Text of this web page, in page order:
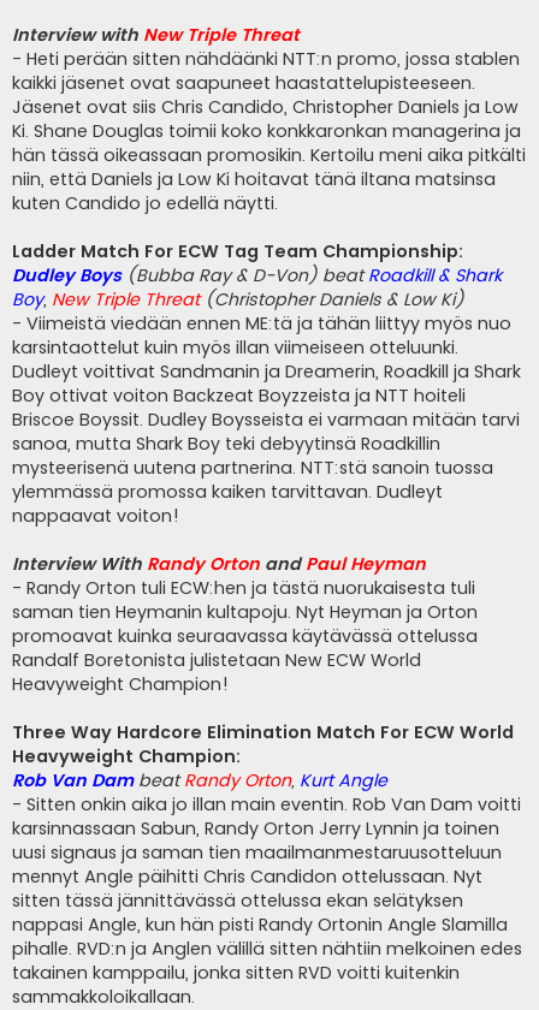
Interview with New Triple Threat
- Heti perään sitten nähdäänki NTT:n promo, jossa stablen
kaikki jäsenet ovat saapuneet haastattelupisteeseen.
Jäsenet ovat siis Chris Candido, Christopher Daniels ja Low
Ki. Shane Douglas toimii koko konkkaronkan managerina ja
hän tässä oikeassaan promosikin. Kertoilu meni aika pitkälti
niin, että Daniels ja Low Ki hoitavat tänä iltana matsinsa
kuten Candido jo edellä näytti.
Ladder Match For ECW Tag Team Championship:
Dudley Boys(Bubba Ray & D-Von) beatRoadkill & Shark
Boy, New Triple Threat(Christopher Daniels & Low Ki)
- Viimeistä viedään ennen ME:tä ja tähän liittyy myös nuo
karsintaottelut kuin myös illan viimeiseen otteluunki.
Dudleyt voittivat Sandmanin ja Dreamerin, Roadkill ja Shark
Boy ottivat voiton Backzeat Boyzzeista ja NTT hoiteli
Briscoe Boyssit. Dudley Boysseista ei varmaan mitään tarvi
sanoa, mutta Shark Boy teki debyytinsä Roadkillin
mysteerisenä uutena partnerina. NTT:stä sanoin tuossa
ylemmässä promossa kaiken tarvittavan. Dudleyt
nappaavat voiton!
Interview With Randy Orton andPaul Heyman
- Randy Orton tuli ECW:hen ja tästä nuorukaisesta tuli
saman tien Heymanin kultapoju. Nyt Heyman ja Orton
promoavat kuinka seuraavassa käytävässä ottelussa
Randalf Boretonista julistetaan New ECW World
Heavyweight Champion!
Three Way Hardcore Elimination Match For ECW World
Heavyweight Champion:
Rob Van DambeatRandy Orton, Kurt Angle
- Sitten onkin aika jo illan main eventin. Rob Van Dam voitti
karsinnassaan Sabun, Randy Orton Jerry Lynnin ja toinen
uusi signaus ja saman tien maailmanmestaruusotteluun
mennyt Angle päihitti Chris Candidon ottelussaan. Nyt
sitten tässä jännittävässä ottelussa ekan selätyksen
nappasi Angle, kun hän pisti Randy Ortonin Angle Slamilla
pihalle. RVD:n ja Anglen välillä sitten nähtiin melkoinen edes
takainen kamppailu, jonka sitten RVD voitti kuitenkin
sammakkoloikallaan.